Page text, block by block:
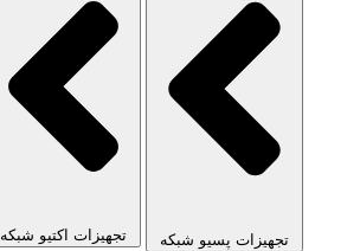
تجهیزات پسیو شبکه تجهیزات اکتیو شبکه